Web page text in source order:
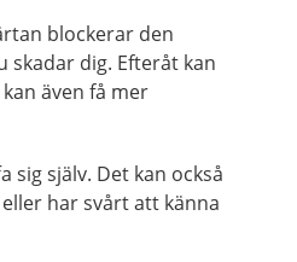
blockerar den
skadar dig. Efteråt kan
även få mer
sig själv. Det kan också
har svårt att känna